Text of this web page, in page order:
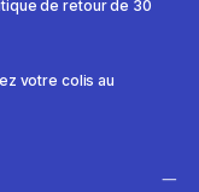
de retour de 30
votre colis au